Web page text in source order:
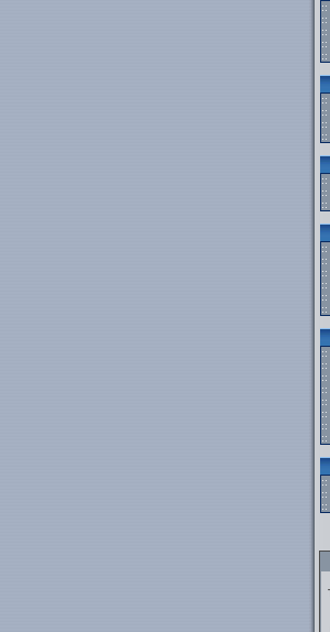
::
::
::
::
::
::
::
::
::
::
::
::
::
::
::
::
::
::
::
::
::
::
::
::
::
::
::
::
::